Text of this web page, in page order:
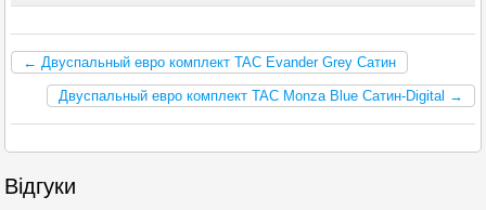
← Двуспальный евро комплект TAC Evander Grey Сатин
Двуспальный евро комплект TAC Monza Blue Сатин-Digital →
Відгуки